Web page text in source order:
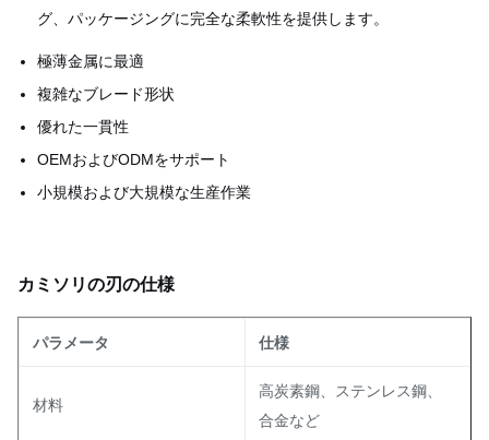
グ、パッケージングに完全な柔軟性を提供します。
極薄金属に最適
複雑なブレード形状
優れた一貫性
OEMおよびODMをサポート
小規模および大規模な生産作業
カミソリの刃の仕様
パラメータ 仕様
材料
高炭素鋼、ステンレス鋼、
合金など